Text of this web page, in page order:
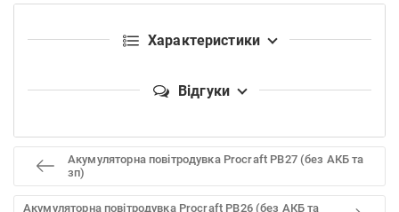
Характеристики
Відгуки
Акумуляторна повітродувка Procraft PB27 (без АКБ та
зп)
Акумуляторна повітродувка Procraft PB26 (без АКБ та